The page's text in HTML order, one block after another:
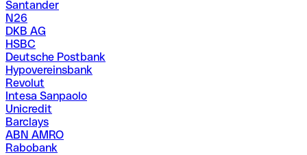
Santander
N26
DKB AG
HSBC
Deutsche Postbank
Hypovereinsbank
Revolut
Intesa Sanpaolo
Unicredit
Barclays
ABN AMRO
Rabobank